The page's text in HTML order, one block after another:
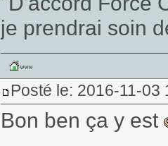
je prendrai soin
Posté le: 2016-11-03
Bon ben ça y est